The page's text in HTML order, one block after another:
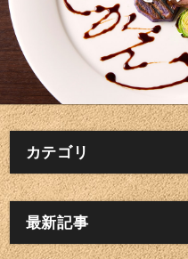
カテゴリ
最新記事